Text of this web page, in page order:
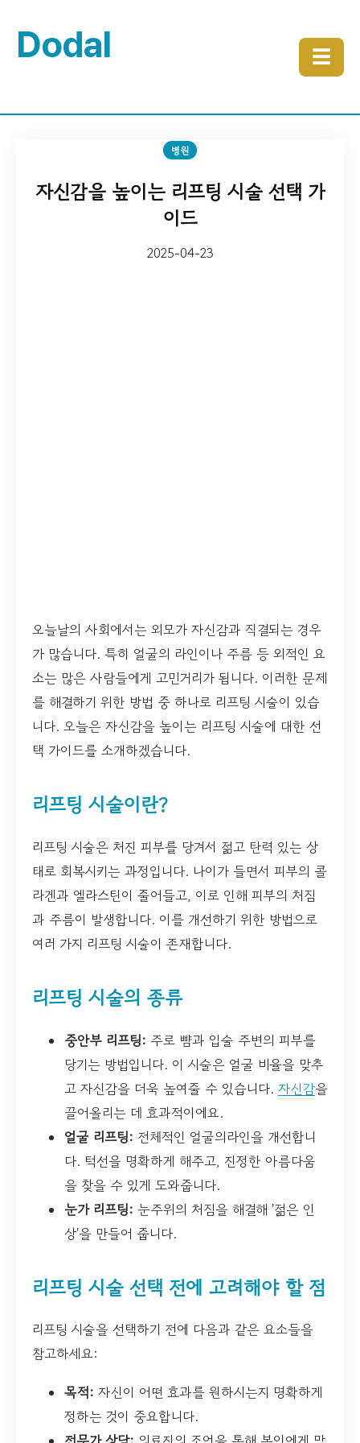
Dodal ☰
병원
자신감을 높이는 리프팅 시술 선택 가
이드
2025-04-23
오늘날의 사회에서는 외모가 자신감과 직결되는 경우
가 많습니다. 특히 얼굴의 라인이나 주름 등 외적인 요
소는 많은 사람들에게 고민거리가 됩니다. 이러한 문제
를 해결하기 위한 방법 중 하나로 리프팅 시술이 있습
니다. 오늘은 자신감을 높이는 리프팅 시술에 대한 선
택 가이드를 소개하겠습니다.
리프팅 시술이란?
리프팅 시술은 처진 피부를 당겨서 젊고 탄력 있는 상
태로 회복시키는 과정입니다. 나이가 들면서 피부의 콜
라겐과 엘라스틴이 줄어들고, 이로 인해 피부의 처짐
과 주름이 발생합니다. 이를 개선하기 위한 방법으로
여러 가지 리프팅 시술이 존재합니다.
리프팅 시술의 종류
중안부 리프팅: 주로 뺨과 입술 주변의 피부를
당기는 방법입니다. 이 시술은 얼굴 비율을 맞추
고 자신감을 더욱 높여줄 수 있습니다. 자신감을
끌어올리는 데 효과적이에요.
얼굴 리프팅: 전체적인 얼굴의라인을 개선합니
다. 턱선을 명확하게 해주고, 진정한 아름다움
을 찾을 수 있게 도와줍니다.
눈가 리프팅: 눈주위의 처짐을 해결해 '젊은 인
상'을 만들어 줍니다.
리프팅 시술 선택 전에 고려해야 할 점
리프팅 시술을 선택하기 전에 다음과 같은 요소들을
참고하세요:
목적: 자신이 어떤 효과를 원하시는지 명확하게
정하는 것이 중요합니다.